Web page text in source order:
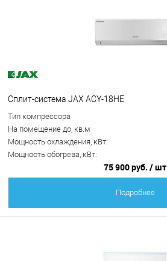
Сплит-система JAX ACY-18HE
Тип компрессора
На помещение до, кв.м
Мощность охлаждения, кВт:
Мощность обогрева, кВт:
75 900 руб. / шт
Подробнее